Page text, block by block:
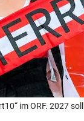
im ORF. 2027